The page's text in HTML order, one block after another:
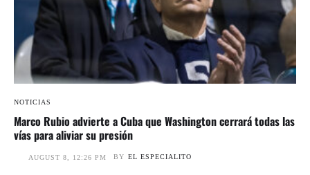
NOTICIAS
Marco Rubio advierte a Cuba que Washington cerrará todas las
vías para aliviar su presión
AUGUST 8, 12:26 PM BY EL ESPECIALITO